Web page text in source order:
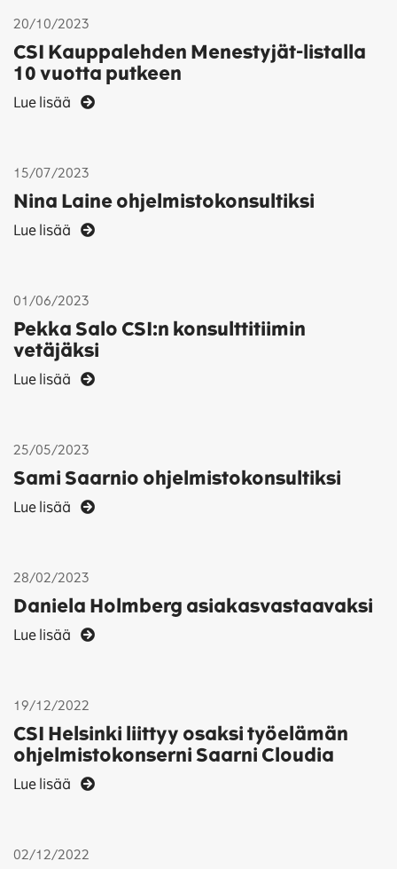
20/10/2023
CSI Kauppalehden Menestyjät-listalla
10 vuotta putkeen
Lue lisää
15/07/2023
Nina Laine ohjelmistokonsultiksi
Lue lisää
01/06/2023
Pekka Salo CSI:n konsulttitiimin
vetäjäksi
Lue lisää
25/05/2023
Sami Saarnio ohjelmistokonsultiksi
Lue lisää
28/02/2023
Daniela Holmberg asiakasvastaavaksi
Lue lisää
19/12/2022
CSI Helsinki liittyy osaksi työelämän
ohjelmistokonserni Saarni Cloudia
Lue lisää
02/12/2022